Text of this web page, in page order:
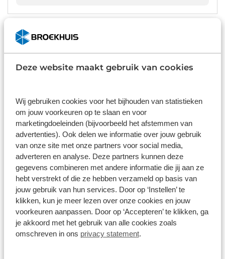
Deze website maakt gebruik van cookies
Wij gebruiken cookies voor het bijhouden van statistieken
om jouw voorkeuren op te slaan en voor
marketingdoeleinden (bijvoorbeeld het afstemmen van
advertenties). Ook delen we informatie over jouw gebruik
van onze site met onze partners voor social media,
adverteren en analyse. Deze partners kunnen deze
gegevens combineren met andere informatie die jij aan ze
hebt verstrekt of die ze hebben verzameld op basis van
jouw gebruik van hun services. Door op ‘Instellen’ te
klikken, kun je meer lezen over onze cookies en jouw
voorkeuren aanpassen. Door op ‘Accepteren’ te klikken, ga
je akkoord met het gebruik van alle cookies zoals
omschreven in ons privacy statement.
Lease & Relax
Citroen C3 Aircross
54kWh Plus extended range 113pk aut
Elektrisch